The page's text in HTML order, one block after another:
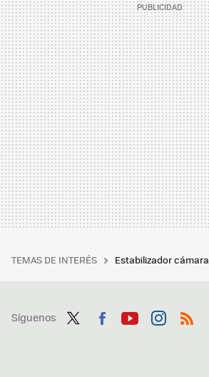
TEMAS DE INTERÉS Estabilizador cámara
Síguenos